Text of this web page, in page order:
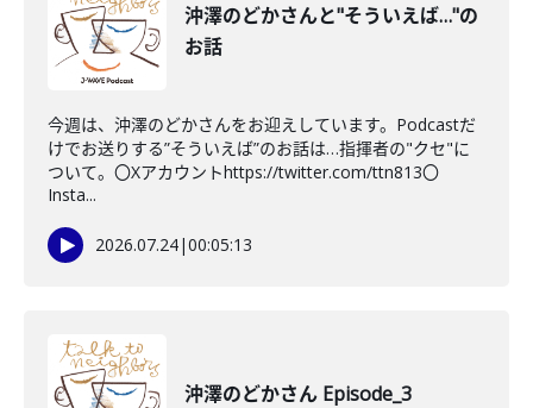
沖澤のどかさんと"そういえば…"の
お話
今週は、沖澤のどかさんをお迎えしています。Podcastだ
けでお送りする”そういえば”のお話は…指揮者の"クセ"に
ついて。〇Xアカウントhttps://twitter.com/ttn813〇
Insta...
2026.07.24|00:05:13
沖澤のどかさん Episode_3